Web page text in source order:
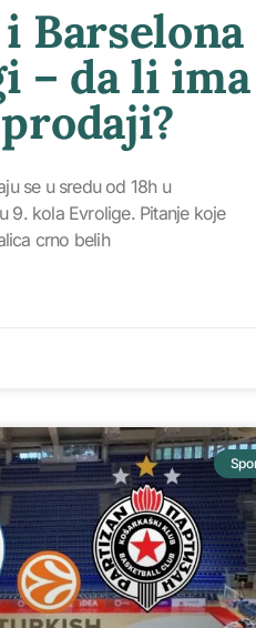
Barselona
– da li ima
se u sredu od 18h u
9. kola Evrolige. Pitanje koje
crno belih